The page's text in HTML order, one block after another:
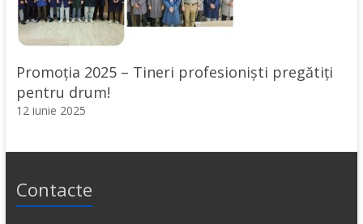
Promoția 2025 – Tineri profesioniști pregătiți
pentru drum!
12 iunie 2025
Contacte